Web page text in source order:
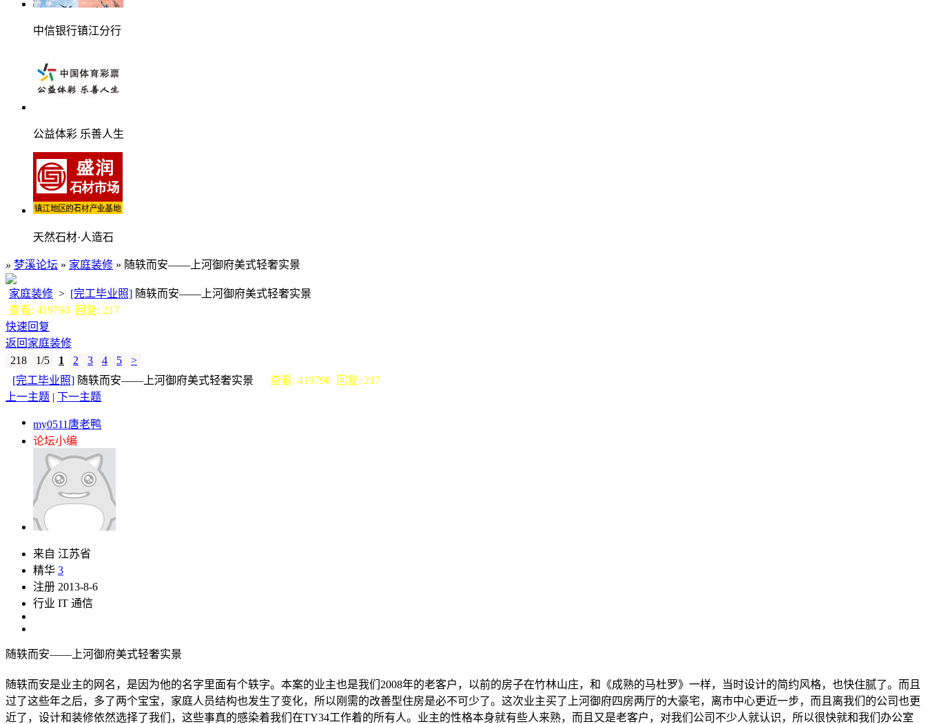
中信银行镇江分行
公益体彩 乐善人生
天然石材·人造石
» 梦溪论坛 » 家庭装修 » 随轶而安——上河御府美式轻奢实景
家庭装修 > [完工毕业照] 随轶而安——上河御府美式轻奢实景
查看: 419798 回复: 217
快速回复
返回家庭装修
218
1/5 1 2 3 4 5
>
[完工毕业照] 随轶而安——上河御府美式轻奢实景 查看: 419798 回复: 217
上一主题 | 下一主题
my0511唐老鸭
论坛小编
来自 江苏省
精华 3
注册 2013-8-6
行业 IT 通信
随轶而安——上河御府美式轻奢实景
随轶而安是业主的网名，是因为他的名字里面有个轶字。本案的业主也是我们2008年的老客户，以前的房子在竹林山庄，和《成熟的马杜罗》一样，当时设计的简约风格，也快住腻了。而且
过了这些年之后，多了两个宝宝，家庭人员结构也发生了变化，所以刚需的改善型住房是必不可少了。这次业主买了上河御府四房两厅的大豪宅，离市中心更近一步，而且离我们的公司也更
近了，设计和装修依然选择了我们，这些事真的感染着我们在TY34工作着的所有人。业主的性格本身就有些人来熟，而且又是老客户，对我们公司不少人就认识，所以很快就和我们办公室